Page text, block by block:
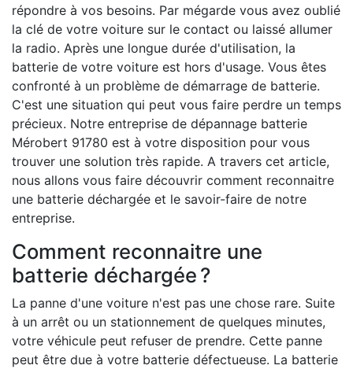
répondre à vos besoins. Par mégarde vous avez oublié
la clé de votre voiture sur le contact ou laissé allumer
la radio. Après une longue durée d'utilisation, la
batterie de votre voiture est hors d'usage. Vous êtes
confronté à un problème de démarrage de batterie.
C'est une situation qui peut vous faire perdre un temps
précieux. Notre entreprise de dépannage batterie
Mérobert 91780 est à votre disposition pour vous
trouver une solution très rapide. A travers cet article,
nous allons vous faire découvrir comment reconnaitre
une batterie déchargée et le savoir-faire de notre
entreprise.
Comment reconnaitre une
batterie déchargée ?
La panne d'une voiture n'est pas une chose rare. Suite
à un arrêt ou un stationnement de quelques minutes,
votre véhicule peut refuser de prendre. Cette panne
peut être due à votre batterie défectueuse. La batterie